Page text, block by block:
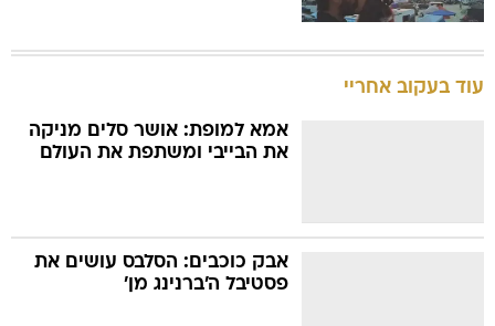
עוד בעקוב אחריי
אמא למופת: אושר סלים מניקה
את הבייבי ומשתפת את העולם
אבק כוכבים: הסלבס עושים את
פסטיבל ה'ברנינג מן'